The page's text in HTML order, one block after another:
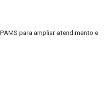
para ampliar atendimento e